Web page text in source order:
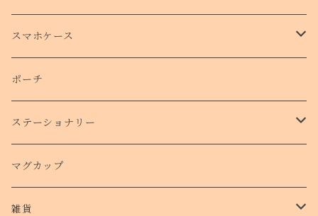
トートバッグ
スマホケース
側面プリントハードケース
手帳型スマホケース
クリアケース
クッションバンパーケース
ポーチ
ステーショナリー
カード
クリアファイル
マグカップ
雑貨